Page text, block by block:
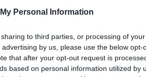
Personal Information
to third parties, or processing of
by us, please use the below opt-
that after your opt-out request is
based on personal information utilized by